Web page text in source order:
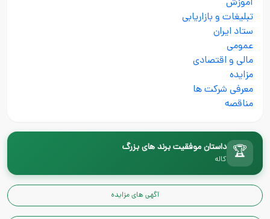
آموزش
تبلیغات و بازاریابی
ستاد ایران
عمومی
مالی و اقتصادی
مزایده
معرفی شرکت ها
مناقصه
🏆 داستان موفقیت برند های بزرگ
کاله
آگهی های مزایده